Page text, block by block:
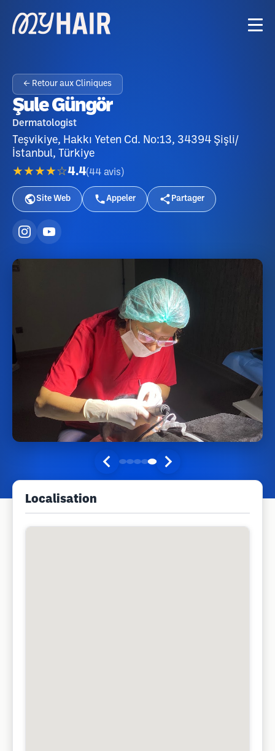
← Retour aux Cliniques
Şule Güngör
Dermatologist
Teşvikiye, Hakkı Yeten Cd. No:13, 34394 Şişli/
İstanbul, Türkiye
★★★★☆4.4(44 avis )
Site Web Appeler Partager
Localisation